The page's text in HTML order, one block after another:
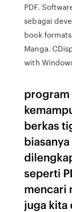
PDF.
sebagai
book
Manga.
with
berkas
seperti
mencari
juga kita